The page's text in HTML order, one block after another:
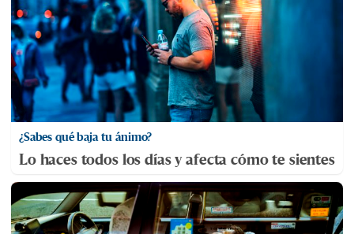
¿Sabes qué baja tu ánimo?
Lo haces todos los días y afecta cómo te sientes